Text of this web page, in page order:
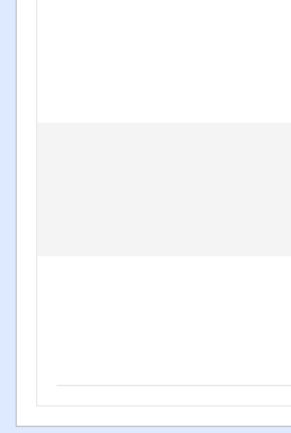
Templeton Emerging
LU0029874905